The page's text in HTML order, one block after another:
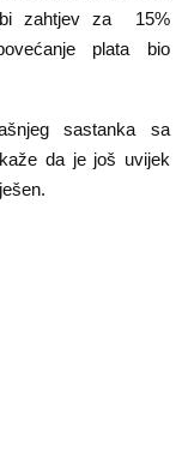
zahtjev za 15%
plata bio
sastanka sa
da je još uvijek